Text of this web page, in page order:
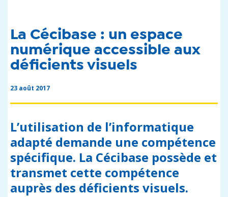
La Cécibase : un espace
numérique accessible aux
déficients visuels
23 août 2017
L’utilisation de l’informatique
adapté demande une compétence
spécifique. La Cécibase possède et
transmet cette compétence
auprès des déficients visuels.